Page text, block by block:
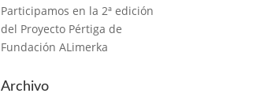
Participamos en la 2ª edición
del Proyecto Pértiga de
Fundación ALimerka
Archivo